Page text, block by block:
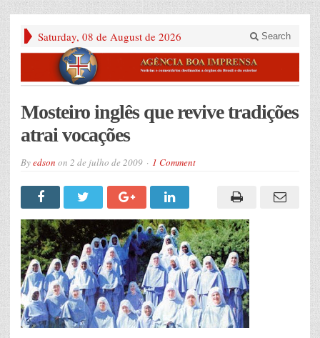
Saturday, 08 de August de 2026 Search
Mosteiro inglês que revive tradições
atrai vocações
Byedson on 2 de julho de 2009 1 Comment